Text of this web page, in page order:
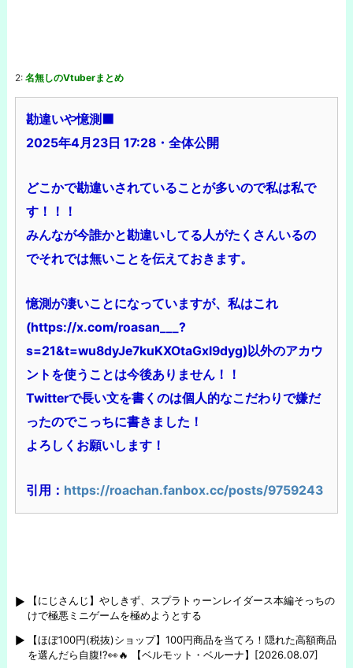
2: 名無しのVtuberまとめ
勘違いや憶測‍⬛
2025年4月23日 17:28・全体公開
どこかで勘違いされていることが多いので私は私で
す！！！
みんなが今誰かと勘違いしてる人がたくさんいるの
でそれでは無いことを伝えておきます。
憶測が凄いことになっていますが、私はこれ
(https://x.com/roasan___?
s=21&t=wu8dyJe7kuKXOtaGxI9dyg) 以外のアカウ
ントを使うことは今後ありません！！
Twitterで長い文を書くのは個人的なこだわりで嫌だ
ったのでこっちに書きました！
よろしくお願いします！
引用： https://roachan.fanbox.cc/posts/9759243
【にじさんじ】やしきず、スプラトゥーンレイダース本編そっちの
けで極悪ミニゲームを極めようとする
【ほぼ100円(税抜)ショップ】100円商品を当てろ！隠れた高額商品
を選んだら自腹!?👀🔥 【ベルモット・ベルーナ】[2026.08.07]